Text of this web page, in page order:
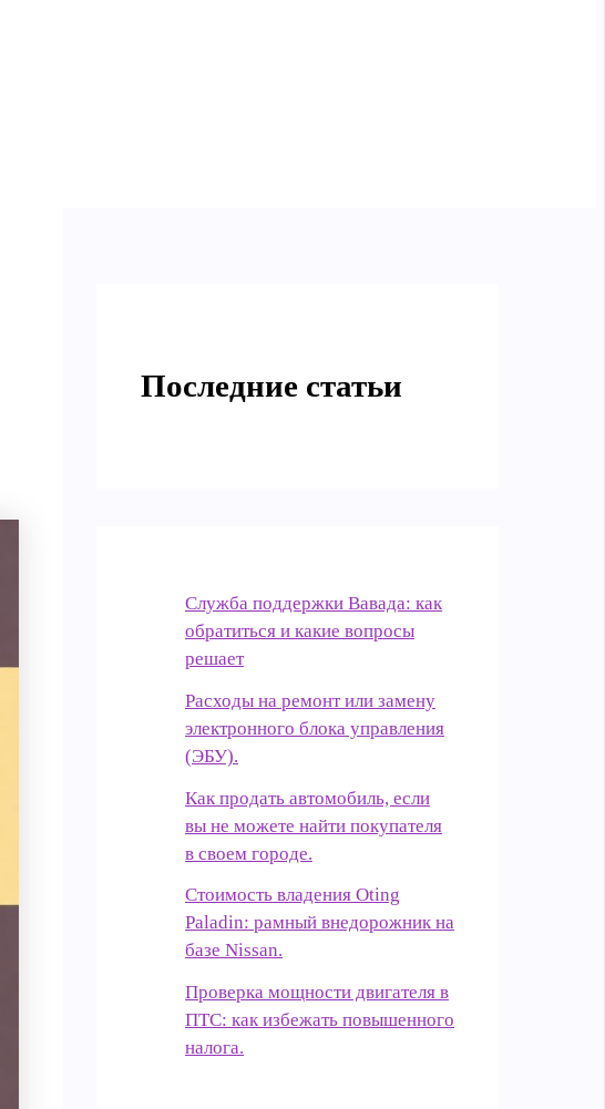
Последние статьи
Служба поддержки Вавада: как
обратиться и какие вопросы
решает
Расходы на ремонт или замену
электронного блока управления
(ЭБУ).
Как продать автомобиль, если
вы не можете найти покупателя
в своем городе.
Стоимость владения Oting
Paladin: рамный внедорожник на
базе Nissan.
Проверка мощности двигателя в
ПТС: как избежать повышенного
налога.